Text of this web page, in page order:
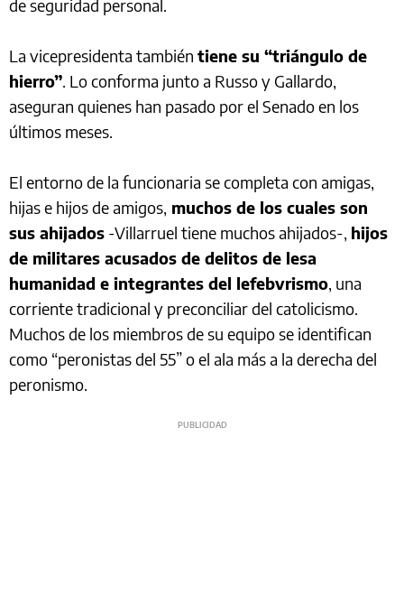
de seguridad personal.
La vicepresidenta también tiene su “triángulo de
hierro”. Lo conforma junto a Russo y Gallardo,
aseguran quienes han pasado por el Senado en los
últimos meses.
El entorno de la funcionaria se completa con amigas,
hijas e hijos de amigos, muchos de los cuales son
sus ahijados -Villarruel tiene muchos ahijados-, hijos
de militares acusados de delitos de lesa
humanidad e integrantes del lefebvrismo, una
corriente tradicional y preconciliar del catolicismo.
Muchos de los miembros de su equipo se identifican
como “peronistas del 55” o el ala más a la derecha del
peronismo.